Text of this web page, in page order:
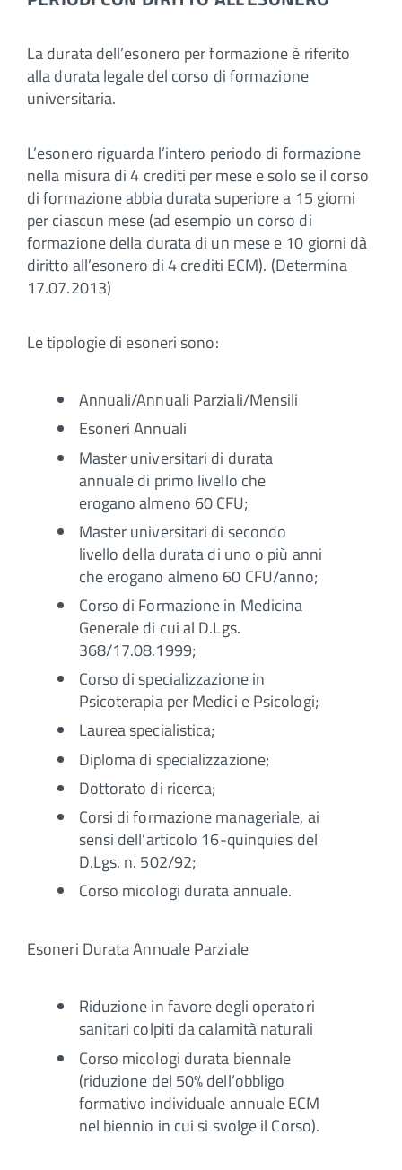
La durata dell’esonero per formazione è riferito
alla durata legale del corso di formazione
universitaria.
L’esonero riguarda l’intero periodo di formazione
nella misura di 4 crediti per mese e solo se il corso
di formazione abbia durata superiore a 15 giorni
per ciascun mese (ad esempio un corso di
formazione della durata di un mese e 10 giorni dà
diritto all’esonero di 4 crediti ECM). (Determina
17.07.2013)
Le tipologie di esoneri sono:
Annuali/Annuali Parziali/Mensili
Esoneri Annuali
Master universitari di durata
annuale di primo livello che
erogano almeno 60 CFU;
Master universitari di secondo
livello della durata di uno o più anni
che erogano almeno 60 CFU/anno;
Corso di Formazione in Medicina
Generale di cui al D.Lgs.
368/17.08.1999;
Corso di specializzazione in
Psicoterapia per Medici e Psicologi;
Laurea specialistica;
Diploma di specializzazione;
Dottorato di ricerca;
Corsi di formazione manageriale, ai
sensi dell’articolo 16-quinquies del
D.Lgs. n. 502/92;
Corso micologi durata annuale.
Esoneri Durata Annuale Parziale
Riduzione in favore degli operatori
sanitari colpiti da calamità naturali
Corso micologi durata biennale
(riduzione del 50% dell’obbligo
formativo individuale annuale ECM
nel biennio in cui si svolge il Corso).